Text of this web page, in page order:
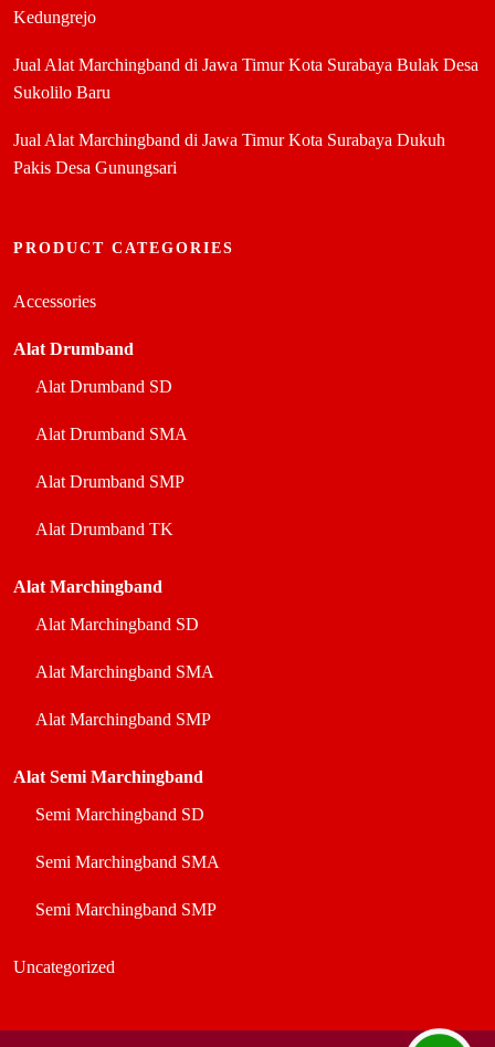
Kedungrejo
Jual Alat Marchingband di Jawa Timur Kota Surabaya Bulak Desa
Sukolilo Baru
Jual Alat Marchingband di Jawa Timur Kota Surabaya Dukuh
Pakis Desa Gunungsari
PRODUCT CATEGORIES
Accessories
Alat Drumband
Alat Drumband SD
Alat Drumband SMA
Alat Drumband SMP
Alat Drumband TK
Alat Marchingband
Alat Marchingband SD
Alat Marchingband SMA
Alat Marchingband SMP
Alat Semi Marchingband
Semi Marchingband SD
Semi Marchingband SMA
Semi Marchingband SMP
Uncategorized